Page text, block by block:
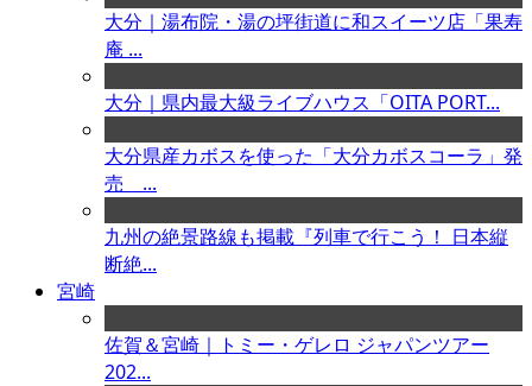
大分｜湯布院・湯の坪街道に和スイーツ店「果寿
庵 ...
大分｜県内最大級ライブハウス「OITA PORT...
大分県産カボスを使った「大分カボスコーラ」発
売 ...
九州の絶景路線も掲載『列車で行こう！ 日本縦
断絶...
宮崎
佐賀＆宮崎｜トミー・ゲレロ ジャパンツアー
202...